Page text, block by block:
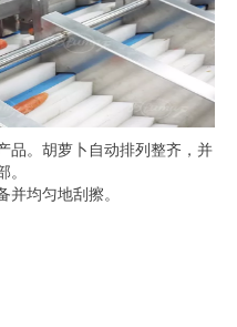
品。胡萝卜自动排列整齐，并
并均匀地刮擦。